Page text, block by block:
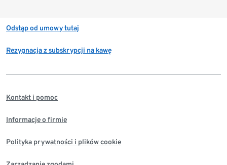
Odstąp od umowy tutaj
Rezygnacja z subskrypcji na kawę
Kontakt i pomoc
Informacje o firmie
Polityka prywatności i plików cookie